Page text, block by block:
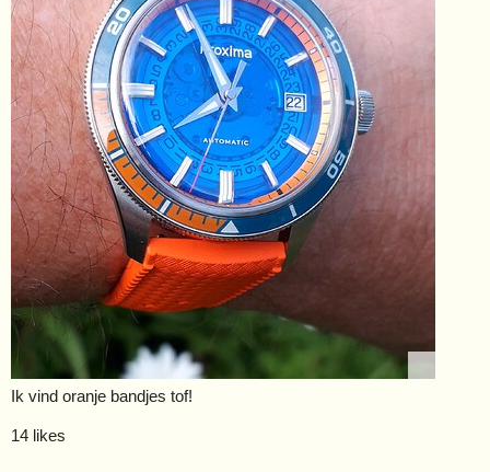
Ik vind oranje bandjes tof!
14 likes